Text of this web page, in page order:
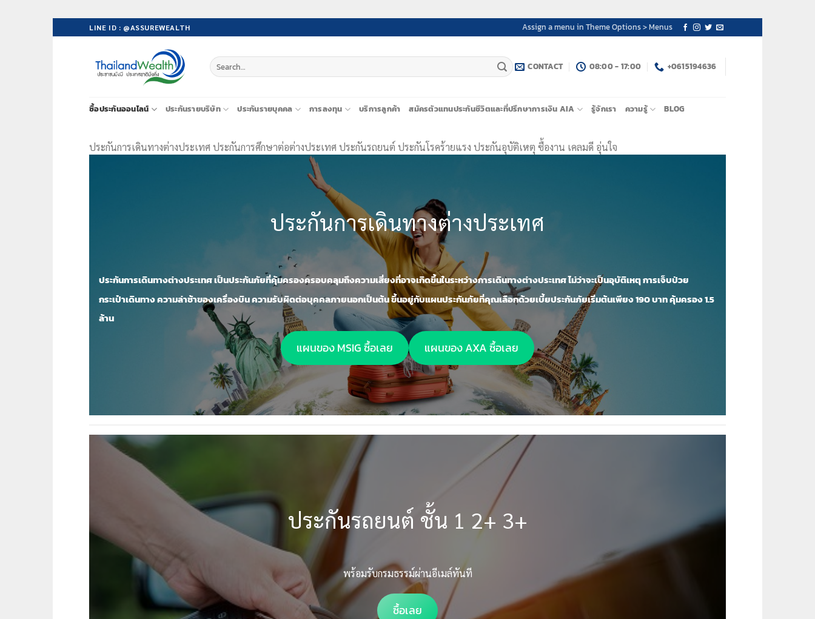
to
LINE ID : @ASSUREWEALTH Assign a menu in Theme Options > Menus
CONTACT 08:00 - 17:00 +0615194636
ซื้อประกันออนไลน์ ประกันรายบริษัท ประกันรายบุคคล การลงทุน บริการลูกค้า สมัครตัวแทนประกันชีวิตและที่ปรึกษาการเงิน AIA รู้จักเรา ความรู้ BLOG
ประกันการเดินทางต่างประเทศ ประกันการศึกษาต่อต่างประเทศ ประกันรถยนต์ ประกันโรคร้ายแรง ประกันอุบัติเหตุ ซื้องาน เคลมดี อุ่นใจ
ประกันการเดินทางต่างประเทศ
ประกันการเดินทางต่างประเทศ เป็นประกันภัยที่คุ้มครองครอบคลุมถึงความเสี่ยงที่อาจเกิดขึ้นในระหว่างการเดินทางต่างประเทศ ไม่ว่าจะเป็นอุบัติเหตุ การเจ็บป่วย
กระเป๋าเดินทาง ความล่าช้าของเครื่องบิน ความรับผิดต่อบุคคลภายนอกเป็นต้น ขึ้นอยู่กับแผนประกันภัยที่คุณเลือกด้วยเบี้ยประกันภัยเริ่มต้นเพียง 190 บาท คุ้มครอง 1.5
ล้าน
แผนของ MSIG ซื้อเลย แผนของ AXA ซื้อเลย
ประกันรถยนต์ ชั้น 1 2+ 3+
พร้อมรับกรมธรรม์ผ่านอีเมล์ทันที
ซื้อเลย